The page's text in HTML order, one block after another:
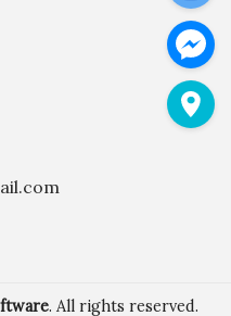
. All rights reserved.